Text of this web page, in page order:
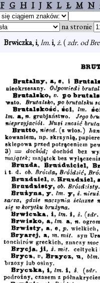
F G H I J K L Ł M N
na stronie
Brwiczka,i,lm.i,ż.(zdr. od